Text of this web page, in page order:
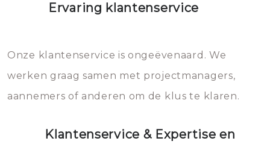
Ervaring klantenservice
Onze klantenservice is ongeëvenaard. We
werken graag samen met projectmanagers,
aannemers of anderen om de klus te klaren.
Klantenservice & Expertise en